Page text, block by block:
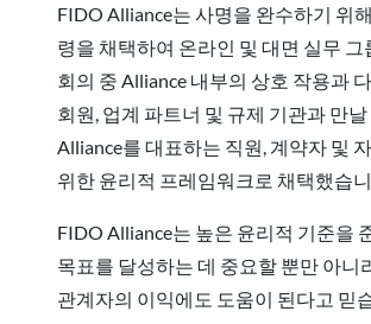
FIDO Alliance는 사명을 완수하기 위
령을 채택하여 온라인 및 대면 실무 그
회의 중 Alliance 내부의 상호 작용과
회원, 업계 파트너 및 규제 기관과 만
Alliance를 대표하는 직원, 계약자 및
위한 윤리적 프레임워크로 채택했습
FIDO Alliance는 높은 윤리적 기준을
목표를 달성하는 데 중요할 뿐만 아니
관계자의 이익에도 도움이 된다고 믿